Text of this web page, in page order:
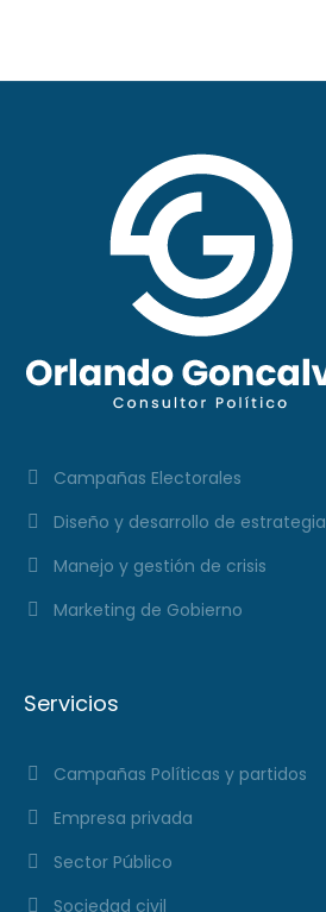
Campañas Electorales
Diseño y desarrollo de estrategia
Manejo y gestión de crisis
Marketing de Gobierno
Servicios
Campañas Políticas y partidos
Empresa privada
Sector Público
Sociedad civil